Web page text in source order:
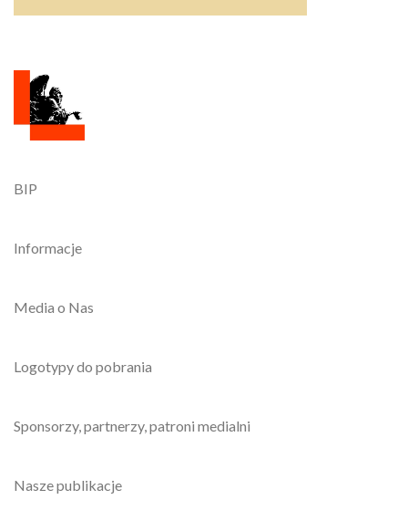
BIP
Informacje
Media o Nas
Logotypy do pobrania
Sponsorzy, partnerzy, patroni medialni
Nasze publikacje